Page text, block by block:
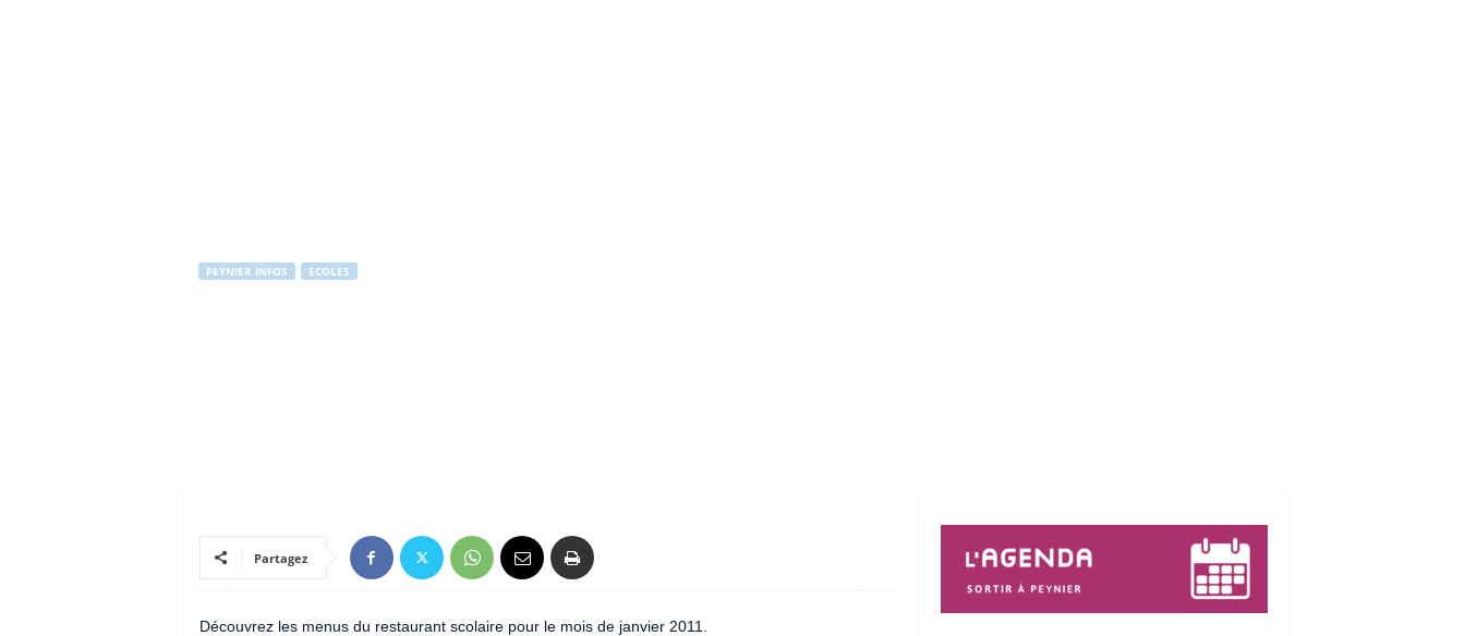
PEYNIER INFOS ECOLES
Partagez
Découvrez les menus du restaurant scolaire pour le mois de janvier 2011.